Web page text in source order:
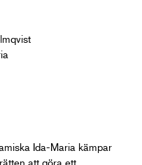
Ida-Maria kämpar
att göra ett